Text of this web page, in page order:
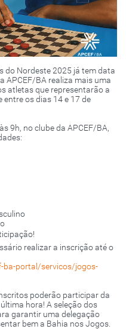
do Nordeste 2025 já tem data
APCEF/BA realiza mais uma
atletas que representarão a
os dias 14 e 17 de
9h, no clube da APCEF/BA,
realizar a inscrição até o
portal/servicos/jogos-
poderão participar da
hora! A seleção dos
garantir uma delegação
bem a Bahia nos Jogos.